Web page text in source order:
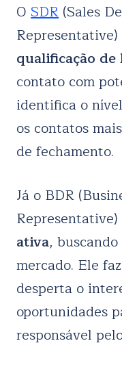
OSDR(Sales
qualificação de
contato com
identifica o
os contatos
de fechamento.
Já o BDR
Representative)
ativa,
mercado. Ele
desperta o
oportunidades
responsável